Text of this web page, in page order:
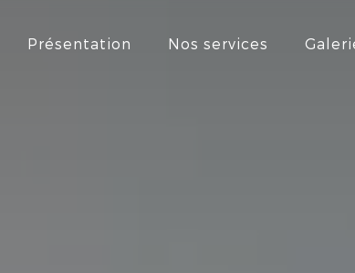
Présentation Nos services